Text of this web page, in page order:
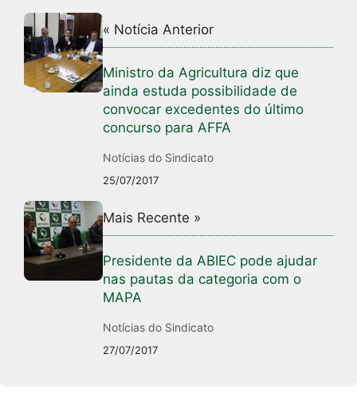
« Notícia Anterior
Ministro da Agricultura diz que
ainda estuda possibilidade de
convocar excedentes do último
concurso para AFFA
Notícias do Sindicato
25/07/2017
Mais Recente »
Presidente da ABIEC pode ajudar
nas pautas da categoria com o
MAPA
Notícias do Sindicato
27/07/2017